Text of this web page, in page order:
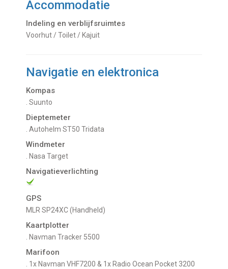
Accommodatie
Indeling en verblijfsruimtes
Voorhut / Toilet / Kajuit
Navigatie en elektronica
Kompas
. Suunto
Dieptemeter
. Autohelm ST50 Tridata
Windmeter
. Nasa Target
Navigatieverlichting
GPS
MLR SP24XC (Handheld)
Kaartplotter
. Navman Tracker 5500
Marifoon
. 1x Navman VHF7200 & 1x Radio Ocean Pocket 3200